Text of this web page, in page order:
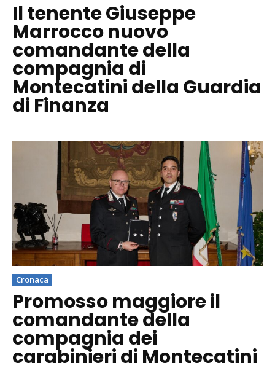
Il tenente Giuseppe
Marrocco nuovo
comandante della
compagnia di
Montecatini della Guardia
di Finanza
Cronaca
Promosso maggiore il
comandante della
compagnia dei
carabinieri di Montecatini